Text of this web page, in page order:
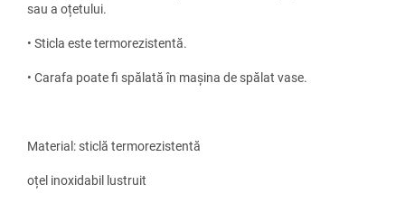
sau a oțetului.
• Sticla este termorezistentă.
• Carafa poate fi spălată în mașina de spălat vase.
Material: sticlă termorezistentă
oțel inoxidabil lustruit